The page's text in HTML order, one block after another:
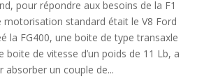
pour répondre aux besoins de la F1
motorisation standard était le V8 Ford
la FG400, une boite de type transaxle
boite de vitesse d’un poids de 11 Lb, a
absorber un couple de...